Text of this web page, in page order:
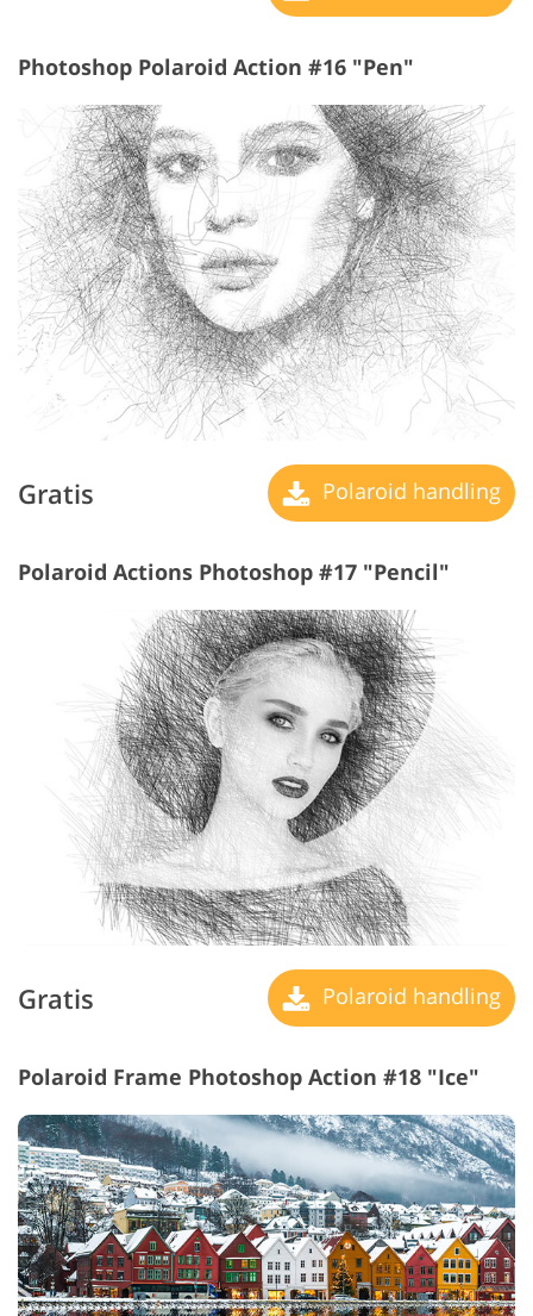
Photoshop Polaroid Action #16 "Pen"
Gratis Polaroid handling
Polaroid Actions Photoshop #17 "Pencil"
Gratis Polaroid handling
Polaroid Frame Photoshop Action #18 "Ice"